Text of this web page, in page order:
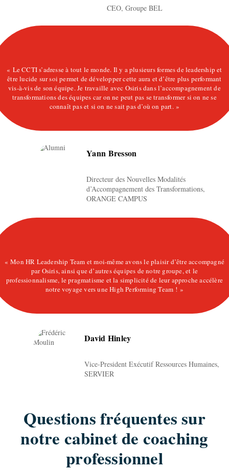
CEO, Groupe BEL
« Le CCTI s’adresse à tout le monde. Il y a plusieurs formes de leadership et
être lucide sur soi permet de développer cette aura et d’être plus performant
vis-à-vis de son équipe. Je travaille avec Osiris dans l’accompagnement de
transformations des équipes car on ne peut pas se transformer si on ne se
connaît pas et si on ne sait pas d’où on part. »
Yann Bresson
Directeur des Nouvelles Modalités
d’Accompagnement des Transformations,
ORANGE CAMPUS
« Mon HR Leadership Team et moi-même avons le plaisir d’être accompagné
par Osiris, ainsi que d’autres équipes de notre groupe, et le
professionnalisme, le pragmatisme et la simplicité de leur approche accélère
notre voyage vers une High Performing Team ! »
David Hinley
Vice-President Exécutif Ressources Humaines,
SERVIER
Questions fréquentes sur
notre cabinet de coaching
professionnel